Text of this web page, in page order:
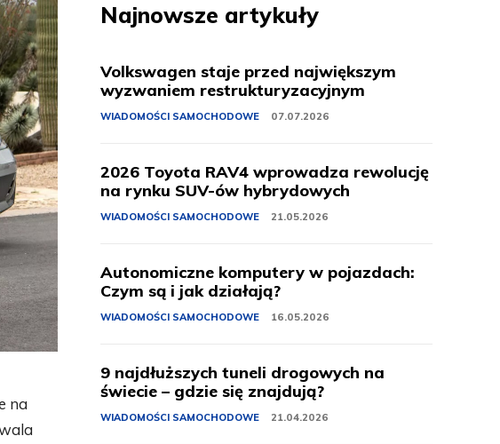
na
Najnowsze artykuły
Volkswagen staje przed największym
wyzwaniem restrukturyzacyjnym
WIADOMOŚCI SAMOCHODOWE 07.07.2026
2026 Toyota RAV4 wprowadza rewolucję
na rynku SUV-ów hybrydowych
WIADOMOŚCI SAMOCHODOWE 21.05.2026
Autonomiczne komputery w pojazdach:
Czym są i jak działają?
WIADOMOŚCI SAMOCHODOWE 16.05.2026
9 najdłuższych tuneli drogowych na
świecie – gdzie się znajdują?
WIADOMOŚCI SAMOCHODOWE 21.04.2026